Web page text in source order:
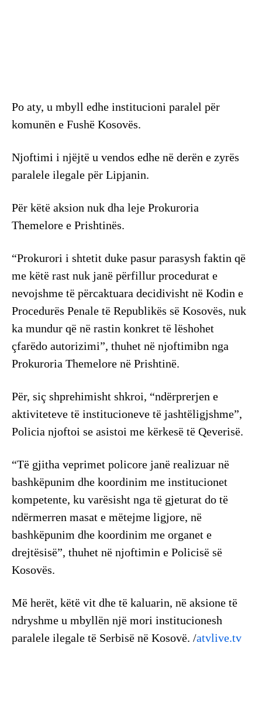
Po aty, u mbyll edhe institucioni paralel për
komunën e Fushë Kosovës.
Njoftimi i njëjtë u vendos edhe në derën e zyrës
paralele ilegale për Lipjanin.
Për këtë aksion nuk dha leje Prokuroria
Themelore e Prishtinës.
“Prokurori i shtetit duke pasur parasysh faktin që
me këtë rast nuk janë përfillur procedurat e
nevojshme të përcaktuara decidivisht në Kodin e
Procedurës Penale të Republikës së Kosovës, nuk
ka mundur që në rastin konkret të lëshohet
çfarëdo autorizimi”, thuhet në njoftimibn nga
Prokuroria Themelore në Prishtinë.
Për, siç shprehimisht shkroi, “ndërprerjen e
aktiviteteve të institucioneve të jashtëligjshme”,
Policia njoftoi se asistoi me kërkesë të Qeverisë.
“Të gjitha veprimet policore janë realizuar në
bashkëpunim dhe koordinim me institucionet
kompetente, ku varësisht nga të gjeturat do të
ndërmerren masat e mëtejme ligjore, në
bashkëpunim dhe koordinim me organet e
drejtësisë”, thuhet në njoftimin e Policisë së
Kosovës.
Më herët, këtë vit dhe të kaluarin, në aksione të
ndryshme u mbyllën një mori institucionesh
paralele ilegale të Serbisë në Kosovë. /atvlive.tv